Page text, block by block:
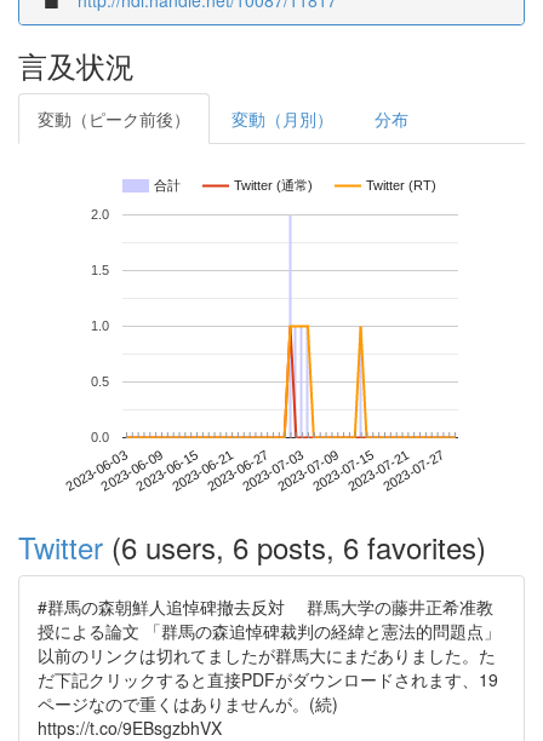
言及状況
変動（ピーク前後） 変動（月別） 分布
合計 Twitter (通常) Twitter (RT)
2023-06-032023-06-092023-06-152023-06-212023-06-272023-07-032023-07-092023-07-152023-07-212023-07-27
0.0
0.5
1.0
1.5
2.0
Twitter (6 users, 6 posts, 6 favorites)
#群馬の森朝鮮人追悼碑撤去反対 群馬大学の藤井正希准教
授による論文 「群馬の森追悼碑裁判の経緯と憲法的問題点」
以前のリンクは切れてましたが群馬大にまだありました。た
だ下記クリックすると直接PDFがダウンロードされます、19
ページなので重くはありませんが。(続)
https://t.co/9EBsgzbhVX